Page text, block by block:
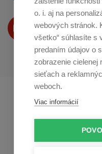
o. i. aj na
webových stránok.
všetko“ súhlasíte s
predaním údajov o
zobrazenie cielenej
sieťach a
weboch.
Viac informácií
Produkty Vám
na Youtube
Profikuchař.cz